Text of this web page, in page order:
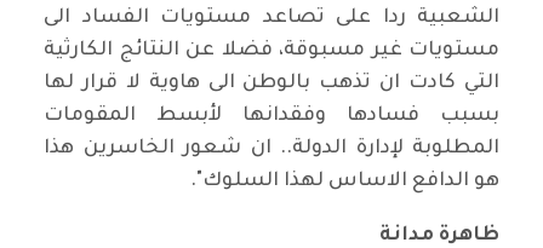
الشعبية ردا على تصاعد مستويات الفساد الى
مستويات غير مسبوقة، فضلا عن النتائج الكارثية
التي كادت ان تذهب بالوطن الى هاوية لا قرار لها
بسبب فسادها وفقدانها لأبسط المقومات
المطلوبة لإدارة الدولة.. ان شعور الخاسرين هذا
هو الدافع الاساس لهذا السلوك".
ظاهرة مدانة